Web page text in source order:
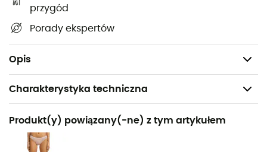
przygód
Porady ekspertów
Opis
odzieży
Waga: 413 g
Charakterystyka techniczna
Polecane dla
Turystyka piesza / Wspinaczka / Alpinizm / Codzienny
użytek
Produkt(y) powiązany(-ne) z tym artykułem